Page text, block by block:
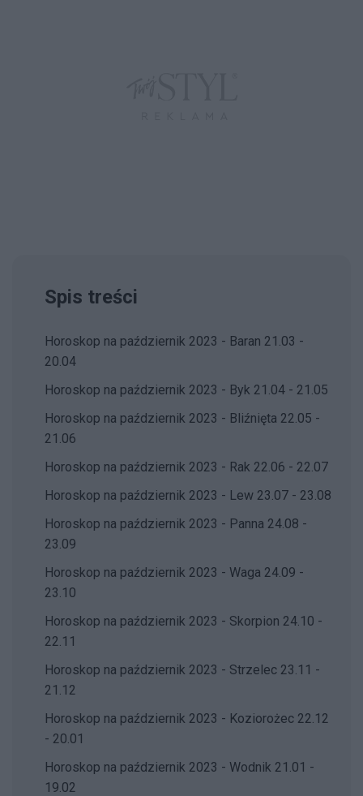
Spis treści
Horoskop na październik 2023 - Baran 21.03 -
20.04
Horoskop na październik 2023 - Byk 21.04 - 21.05
Horoskop na październik 2023 - Bliźnięta 22.05 -
21.06
Horoskop na październik 2023 - Rak 22.06 - 22.07
Horoskop na październik 2023 - Lew 23.07 - 23.08
Horoskop na październik 2023 - Panna 24.08 -
23.09
Horoskop na październik 2023 - Waga 24.09 -
23.10
Horoskop na październik 2023 - Skorpion 24.10 -
22.11
Horoskop na październik 2023 - Strzelec 23.11 -
21.12
Horoskop na październik 2023 - Koziorożec 22.12
- 20.01
Horoskop na październik 2023 - Wodnik 21.01 -
19.02